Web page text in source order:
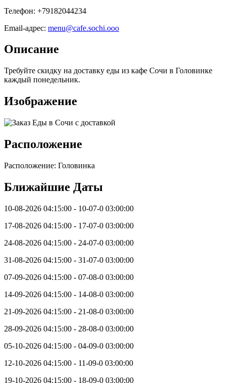
Телефон: +79182044234
Email-адрес: menu@cafe.sochi.ooo
Описание
Требуйте скидку на доставку еды из кафе Сочи в Головинке
каждый понедельник.
Изображение
Расположение
Расположение: Головинка
Ближайшие Даты
10-08-2026 04:15:00 - 10-07-0 03:00:00
17-08-2026 04:15:00 - 17-07-0 03:00:00
24-08-2026 04:15:00 - 24-07-0 03:00:00
31-08-2026 04:15:00 - 31-07-0 03:00:00
07-09-2026 04:15:00 - 07-08-0 03:00:00
14-09-2026 04:15:00 - 14-08-0 03:00:00
21-09-2026 04:15:00 - 21-08-0 03:00:00
28-09-2026 04:15:00 - 28-08-0 03:00:00
05-10-2026 04:15:00 - 04-09-0 03:00:00
12-10-2026 04:15:00 - 11-09-0 03:00:00
19-10-2026 04:15:00 - 18-09-0 03:00:00